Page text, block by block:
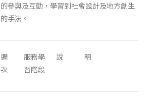
的參與及互動，學習到社會設計及地方創生
的手法。
週
次
服務學
習階段
說 明